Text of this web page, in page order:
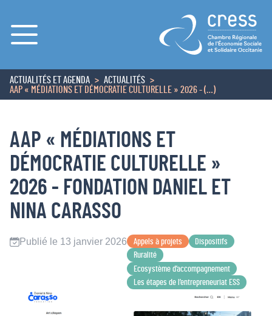
Menu
ACCUEIL
ACTUALITÉS ET AGENDA
ACTUALITÉS
AAP « MÉDIATIONS ET DÉMOCRATIE CULTURELLE » 2026 - (…)
AAP « MÉDIATIONS ET
DÉMOCRATIE CULTURELLE »
2026 - FONDATION DANIEL ET
NINA CARASSO
Publié le 13 janvier 2026 Appels à projets
Dispositifs
Ruralité
Ecosystème d’accompagnement
Les étapes de l’entrepreneuriat ESS